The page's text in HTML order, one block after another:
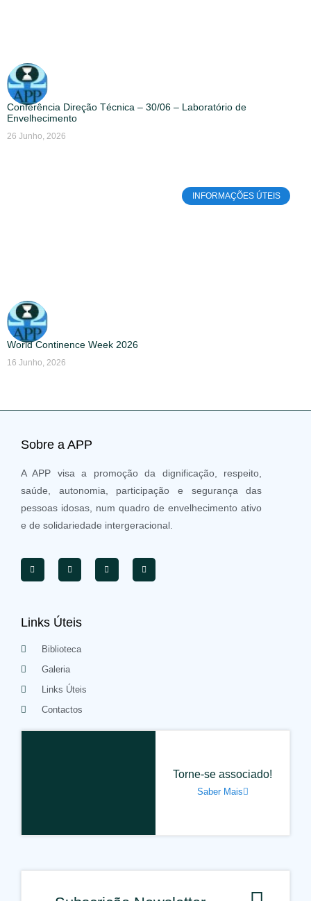
Conferência Direção Técnica – 30/06 – Laboratório de
Envelhecimento
26 Junho, 2026
INFORMAÇÕES ÚTEIS
World Continence Week 2026
16 Junho, 2026
Sobre a APP
A APP visa a promoção da dignificação, respeito,
saúde, autonomia, participação e segurança das
pessoas idosas, num quadro de envelhecimento ativo
e de solidariedade intergeracional.
Links Úteis
Biblioteca
Galeria
Links Úteis
Contactos
Torne-se associado!
Saber Mais